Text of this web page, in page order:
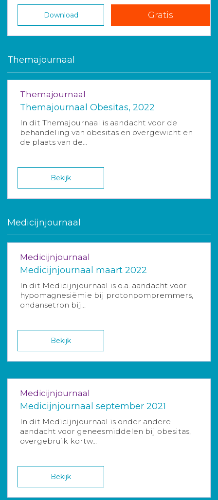
Download Gratis
Themajournaal
Themajournaal
Themajournaal Obesitas, 2022
In dit Themajournaal is aandacht voor de
behandeling van obesitas en overgewicht en
de plaats van de...
Bekijk
Medicijnjournaal
Medicijnjournaal
Medicijnjournaal maart 2022
In dit Medicijnjournaal is o.a. aandacht voor
hypomagnesiëmie bij protonpompremmers,
ondansetron bij...
Bekijk
Medicijnjournaal
Medicijnjournaal september 2021
In dit Medicijnjournaal is onder andere
aandacht voor geneesmiddelen bij obesitas,
overgebruik kortw...
Bekijk